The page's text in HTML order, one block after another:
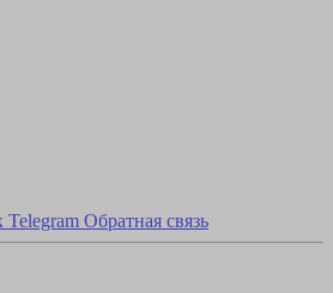
Telegram Обратная связь